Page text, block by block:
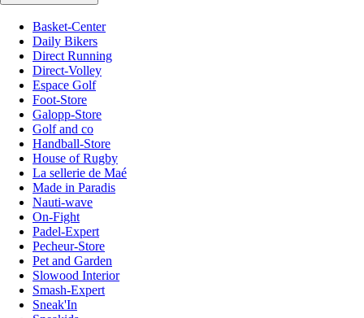
Basket-Center
Daily Bikers
Direct Running
Direct-Volley
Espace Golf
Foot-Store
Galopp-Store
Golf and co
Handball-Store
House of Rugby
La sellerie de Maé
Made in Paradis
Nauti-wave
On-Fight
Padel-Expert
Pecheur-Store
Pet and Garden
Slowood Interior
Smash-Expert
Sneak'In